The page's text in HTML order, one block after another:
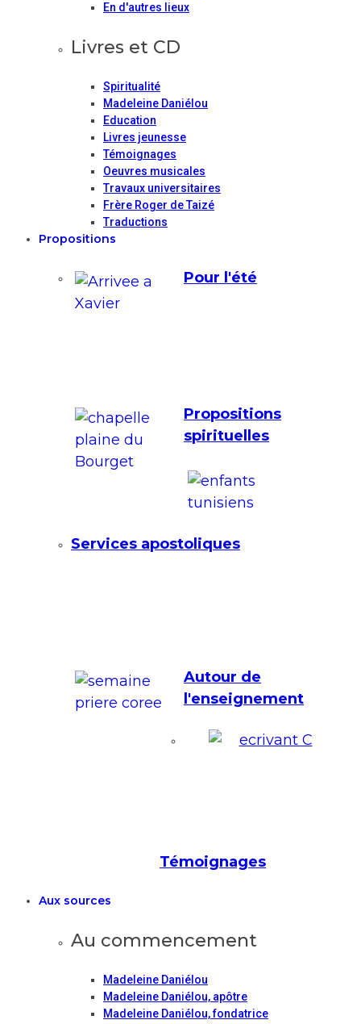
En d'autres lieux
Livres et CD
Spiritualité
Madeleine Daniélou
Education
Livres jeunesse
Témoignages
Oeuvres musicales
Travaux universitaires
Frère Roger de Taizé
Traductions
Propositions
Pour l'été
Propositions
spirituelles
Services apostoliques
Autour de
l'enseignement
Témoignages
Aux sources
Au commencement
Madeleine Daniélou
Madeleine Daniélou, apôtre
Madeleine Daniélou, fondatrice